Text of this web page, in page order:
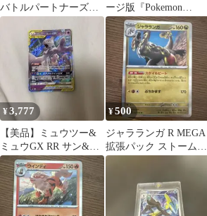
バトルパートナーズ
072/100
ージ版『Pokemon
LEGENDS アルセウ
ス』早…
¥3,777
【美品】ミュウツー&
ミュウGX RR サン&ム
ーン 拡張パック ミラク
ルツイン
¥500
ジャラランガ R MEGA
拡張パック ストームエ
メラルダ キラ 052/076